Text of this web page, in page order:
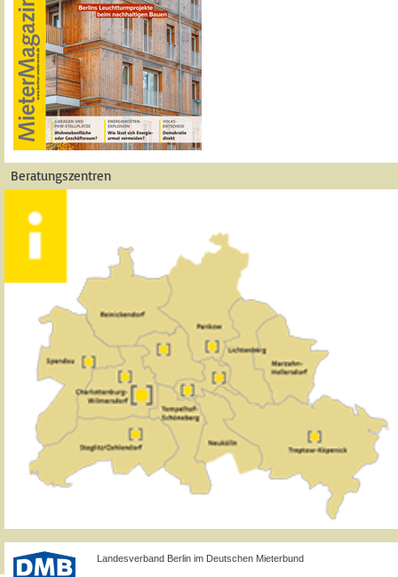
Beratungszentren
Landesverband Berlin im Deutschen Mieterbund